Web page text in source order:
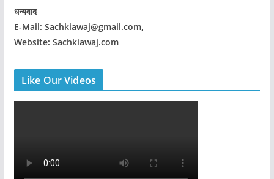
धन्यवाद
E-Mail: Sachkiawaj@gmail.com,
Website: Sachkiawaj.com
Like Our Videos